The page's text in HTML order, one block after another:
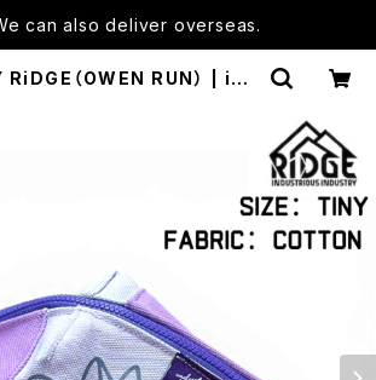
can also deliver overseas.
（OWEN RUN） | ind